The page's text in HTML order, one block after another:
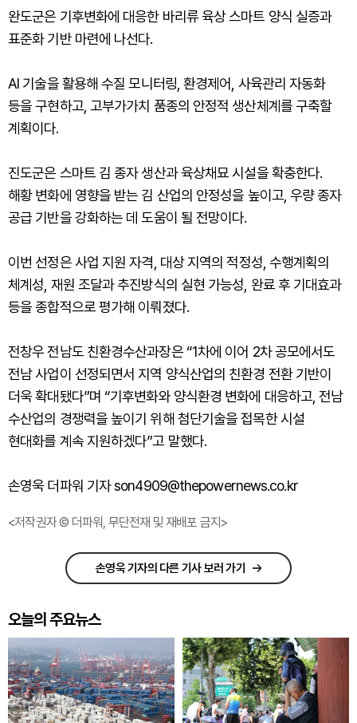
완도군은 기후변화에 대응한 바리류 육상 스마트 양식 실증과
표준화 기반 마련에 나선다.
AI 기술을 활용해 수질 모니터링, 환경제어, 사육관리 자동화
등을 구현하고, 고부가가치 품종의 안정적 생산체계를 구축할
계획이다.
진도군은 스마트 김 종자 생산과 육상채묘 시설을 확충한다.
해황 변화에 영향을 받는 김 산업의 안정성을 높이고, 우량 종자
공급 기반을 강화하는 데 도움이 될 전망이다.
이번 선정은 사업 지원 자격, 대상 지역의 적정성, 수행계획의
체계성, 재원 조달과 추진방식의 실현 가능성, 완료 후 기대효과
등을 종합적으로 평가해 이뤄졌다.
전창우 전남도 친환경수산과장은 “1차에 이어 2차 공모에서도
전남 사업이 선정되면서 지역 양식산업의 친환경 전환 기반이
더욱 확대됐다”며 “기후변화와 양식환경 변화에 대응하고, 전남
수산업의 경쟁력을 높이기 위해 첨단기술을 접목한 시설
현대화를 계속 지원하겠다”고 말했다.
손영욱 더파워 기자 son4909@thepowernews.co.kr
<저작권자 © 더파워, 무단전재 및 재배포 금지>
손영욱 기자의 다른 기사 보러 가기
오늘의 주요뉴스